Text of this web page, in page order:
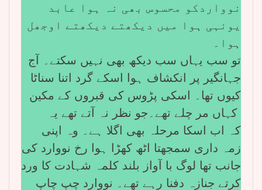
نوواردکو محسوس بھی نہ ہوا عابد
یونہی ہوا میں دیکھتے دیکھتے اوجھل
ہوا۔
تو سب یہاں سب دیکھ بھی نہیں سکتے۔ آج
جہانگیر پر انکشاف ہوا اسکے گرد اتنا سناٹا
کیوں تھا۔ اسکی پڑوس کی قبروں کے مکین
کہ اب اسکا مرحلہ بھی اگلا ہے۔ وہ اپنی
زمہ داری سمجھتا اٹھ کھڑا ہوا رخ نووارد کی
جانب تھا لوگ با آواز بلند کلمہ شہادت کا ورد
کرتے جنازہ دفنا رہے تھے۔ نووارد چپ چاپ